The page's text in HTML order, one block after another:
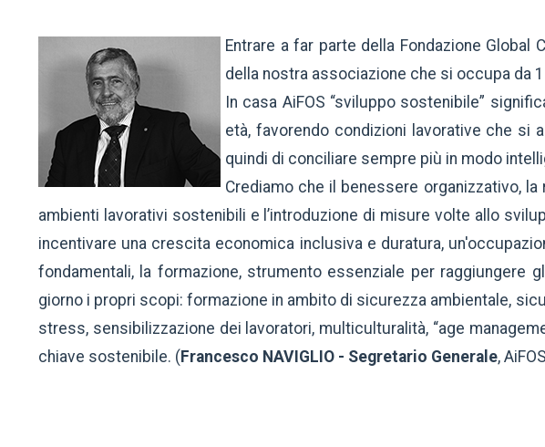
Entrare a far parte della Fondazione
della nostra associazione che si occupa da
In casa AiFOS “sviluppo sostenibile”
età, favorendo condizioni lavorative che si
quindi di conciliare sempre più in modo
Crediamo che il benessere organizzativo,
ambienti lavorativi sostenibili e l’introduzione di misure volte allo
incentivare una crescita economica inclusiva e duratura,
fondamentali, la formazione, strumento essenziale per raggiungere
giorno i propri scopi: formazione in ambito di sicurezza ambientale,
stress, sensibilizzazione dei lavoratori, multiculturalità, “age
chiave sostenibile. ( Francesco NAVIGLIO - Segretario Generale,